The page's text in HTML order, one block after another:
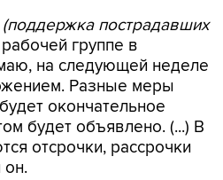
(поддержка пострадавших
группе в
на следующей неделе
Разные меры
окончательное
будет объявлено. (...) В
отсрочки, рассрочки
он.